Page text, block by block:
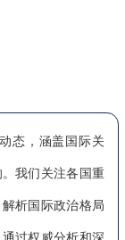
态，涵盖国际关
我们关注各国重
析国际政治格局